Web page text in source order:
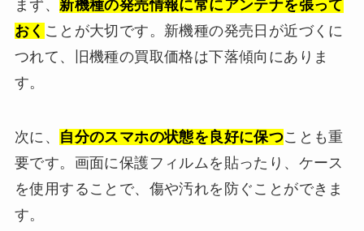
まず、 新機種の発売情報に常にアンテナを張って
おく ことが大切です。新機種の発売日が近づくに
つれて、旧機種の買取価格は下落傾向にありま
す。
次に、 自分のスマホの状態を良好に保つことも重
要です。画面に保護フィルムを貼ったり、ケース
を使用することで、傷や汚れを防ぐことができま
す。